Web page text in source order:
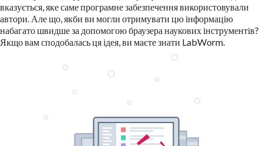
вказується, яке саме програмне забезпечення використовували
автори. Але що, якби ви могли отримувати цю інформацію
набагато швидше за допомогою браузера наукових інструментів?
Якщо вам сподобалась ця ідея, ви маєте знати LabWorm.